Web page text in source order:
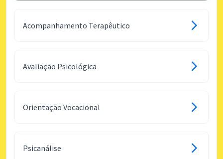
Acompanhamento Terapêutico
Avaliação Psicológica
Orientação Vocacional
Psicanálise